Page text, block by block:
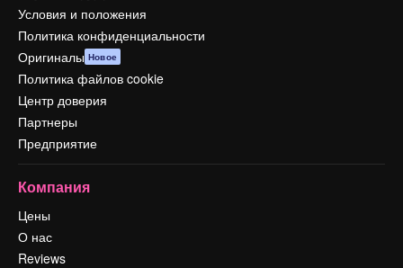
Условия и положения
Политика конфиденциальности
Оригиналы Новое
Политика файлов cookie
Центр доверия
Партнеры
Предприятие
Компания
Цены
О нас
Reviews